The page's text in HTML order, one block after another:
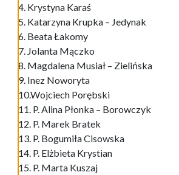
4. Krystyna Karaś
5. Katarzyna Krupka – Jedynak
6. Beata Łakomy
7. Jolanta Mączko
8. Magdalena Musiał – Zielińska
9. Inez Noworyta
10.Wojciech Porębski
11. P. Alina Płonka – Borowczyk
12. P. Marek Bratek
13. P. Bogumiła Cisowska
14. P. Elżbieta Krystian
15. P. Marta Kuszaj